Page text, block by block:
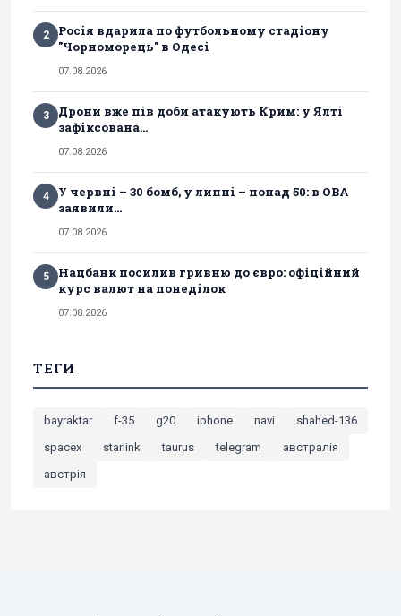
2
Росія вдарила по футбольному стадіону
"Чорноморець" в Одесі
07.08.2026
3
Дрони вже пів доби атакують Крим: у Ялті
зафіксована...
07.08.2026
4
У червні – 30 бомб, у липні – понад 50: в ОВА
заявили...
07.08.2026
5
Нацбанк посилив гривню до євро: офіційний
курс валют на понеділок
07.08.2026
ТЕГИ
bayraktar f-35 g20 iphone navi
shahed-136
spacex
starlink taurus telegram
австралія
австрія